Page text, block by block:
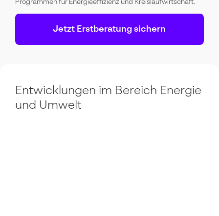
Programmen für Energieeffizienz und Kreislaufwirtschaft.
Jetzt Erstberatung sichern
Entwicklungen im Bereich Energie
und Umwelt